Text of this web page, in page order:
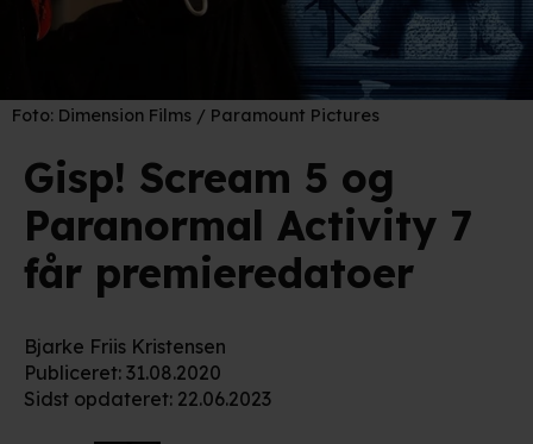
Foto: Dimension Films / Paramount Pictures
Gisp! Scream 5 og
Paranormal Activity 7
får premieredatoer
Bjarke Friis Kristensen
Publiceret: 31.08.2020
Sidst opdateret: 22.06.2023